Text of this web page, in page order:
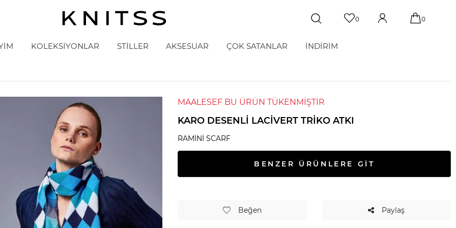
0 0
KOLEKSİYONLAR STİLLER AKSESUAR ÇOK SATANLAR İNDİRİM
MAALESEF BU ÜRÜN TÜKENMİŞTİR
KARO DESENLI LACIVERT TRIKO ATKI
RAMINI SCARF
BENZER ÜRÜNLERE GİT
Beğen Paylaş